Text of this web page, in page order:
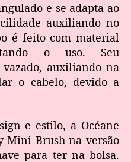
e se adapta ao
auxiliando no
é feito com material
o uso. Seu
auxiliando na
o cabelo, devido a
e estilo, a Océane
Mini Brush na versão
para ter na bolsa.